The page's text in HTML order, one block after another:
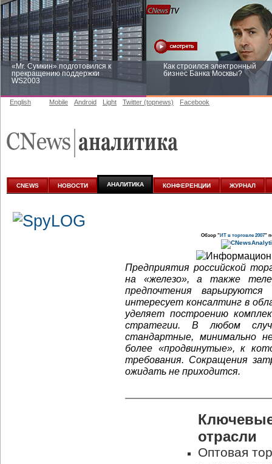
«Mr. Сумкин» подготовился к
прекращению поддержки
WS2003
Как строился электронный
бизнес Банка Москвы?
аналитике
English Mobile Android Light Twitter (topnews) Facebook
CNEWS НОВОСТИ АНАЛИТИКА КОНФЕРЕНЦИИ ЖУРНАЛ
Обзор "ИТ в торговле 2007"
Предприятия российской
на «железо», а также
предпочтения
интересует консалтинг в
уделяет построению
стратегии. В любом
стандартные, минимально
более «продвинутые», к
требования. Сокращения
ожидать не приходится.
отрасли
Оптовая